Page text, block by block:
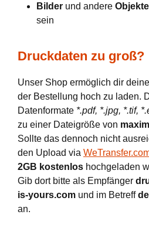
Bilder und andere Objekte
sein
Druckdaten zu groß?
Unser Shop ermöglich dir
der Bestellung hoch zu laden.
Datenformate *.pdf, *.jpg, *.tif,
zu einer Dateigröße von
Sollte das dennoch nicht
den Upload via
2GB kostenlos hochgeladen
Gib dort bitte als Empfänger
is-yours.com und im Betreff
an.